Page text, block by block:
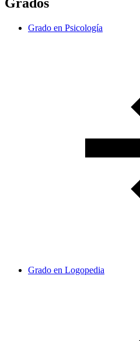
Grado en Psicología
Grado en Logopedia